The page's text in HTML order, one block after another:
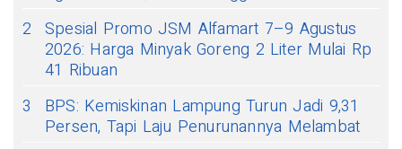
2 Spesial Promo JSM Alfamart 7–9 Agustus
2026: Harga Minyak Goreng 2 Liter Mulai Rp
41 Ribuan
3
BPS: Kemiskinan Lampung Turun Jadi 9,31
Persen, Tapi Laju Penurunannya Melambat